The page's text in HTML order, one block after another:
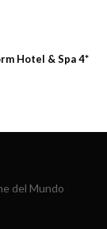
Hotel & Spa 4*
del Mundo